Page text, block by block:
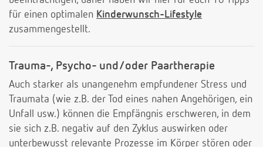
für einen optimalen Kinderwunsch-Lifestyle
zusammengestellt.
Trauma-, Psycho- und/oder Paartherapie
Auch starker als unangenehm empfundener Stress und
Traumata (wie z.B. der Tod eines nahen Angehörigen, ein
Unfall usw.) können die Empfängnis erschweren, in dem
sie sich z.B. negativ auf den Zyklus auswirken oder
unterbewusst relevante Prozesse im Körper stören oder